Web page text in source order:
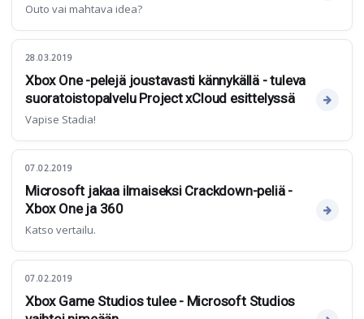
Outo vai mahtava idea?
28.03.2019
Xbox One -pelejä joustavasti kännykällä - tuleva
suoratoistopalvelu Project xCloud esittelyssä
Vapise Stadia!
07.02.2019
Microsoft jakaa ilmaiseksi Crackdown-peliä -
Xbox One ja 360
Katso vertailu.
07.02.2019
Xbox Game Studios tulee - Microsoft Studios